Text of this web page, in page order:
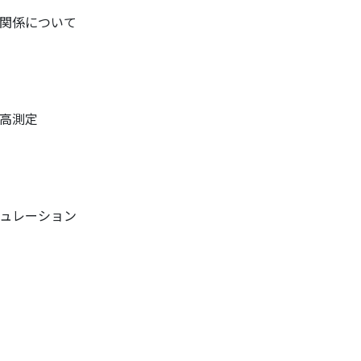
係について
測定
レーション